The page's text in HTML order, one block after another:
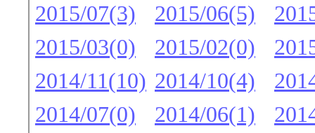
2015/07(3)
2015/06(5)
2015/03(0)
2015/02(0)
2014/11(10) 2014/10(4)
2014/07(0)
2014/06(1)